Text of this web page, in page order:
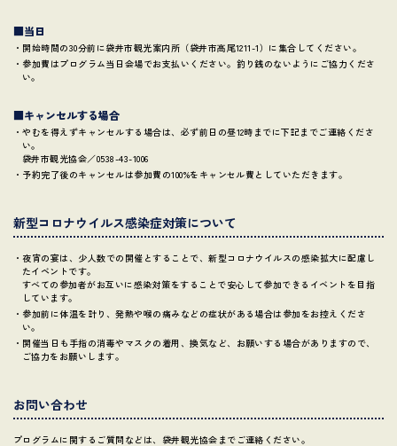
■当日
・開始時間の30分前に袋井市観光案内所（袋井市高尾1211-1）に集合してください。
・参加費はプログラム当日会場でお支払いください。釣り銭のないようにご協力くださ
い。
■キャンセルする場合
・やむを得えずキャンセルする場合は、必ず前日の昼12時までに下記までご連絡くださ
い。
袋井市観光協会／0538-43-1006
・予約完了後のキャンセルは参加費の100%をキャンセル費としていただきます。
新型コロナウイルス感染症対策について
・夜宵の宴は、少人数での開催とすることで、新型コロナウイルスの感染拡大に配慮し
たイベントです。
すべての参加者がお互いに感染対策をすることで安心して参加できるイベントを目指
しています。
・参加前に体温を計り、発熱や喉の痛みなどの症状がある場合は参加をお控えくださ
い。
・開催当日も手指の消毒やマスクの着用、換気など、お願いする場合がありますので、
ご協力をお願いします。
お問い合わせ
プログラムに関するご質問などは、袋井観光協会までご連絡ください。